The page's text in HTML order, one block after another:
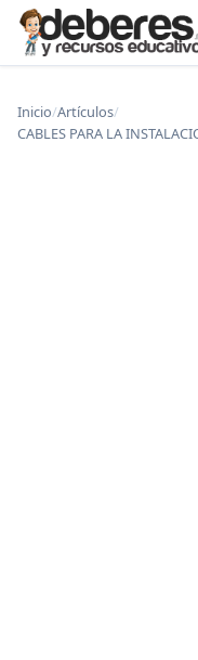
Inicio/Artículos/
CABLES PARA LA